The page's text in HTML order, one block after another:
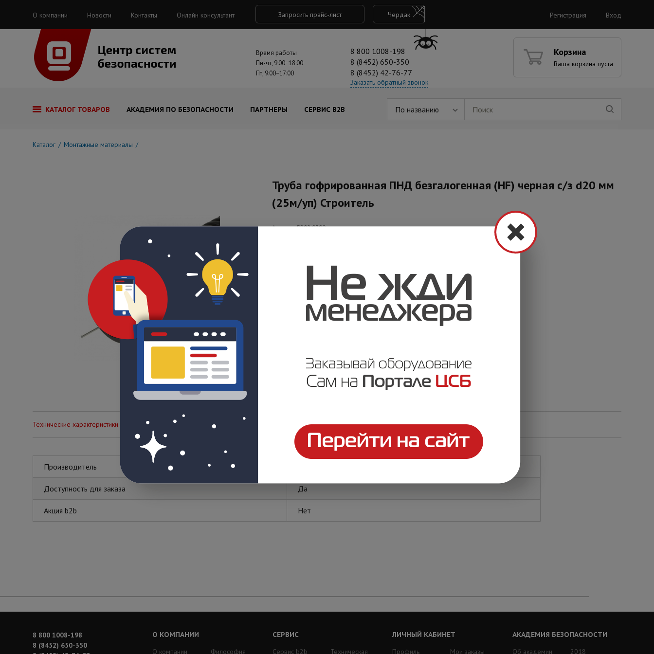
О компании Новости Контакты Онлайн консультант Запросить прайс-лист Чердак Регистрация Вход
Время работы
Пн-чт, 9:00−18:00
Пт, 9:00−17:00
8 800 1008-198
8 (8452) 650-350
8 (8452) 42-76-77
Заказать обратный звонок
Корзина
Ваша корзина пуста
КАТАЛОГ ТОВАРОВ АКАДЕМИЯ ПО БЕЗОПАСНОСТИ ПАРТНЕРЫ СЕРВИС B2B По названию
Каталог Монтажные материалы
Труба гофрированная ПНД безгалогенная (HF) черная с/з d20 мм
(25м/уп) Строитель
Артикул: PR02.0390
Технические характеристики
Производитель
Доступность для заказа Да
Акция b2b Нет
8 800 1008-198
8 (8452) 650-350
О КОМПАНИИ
О компании
Философия
СЕРВИС
Сервис b2b
Техническая
ЛИЧНЫЙ КАБИНЕТ
Профиль
Мои заказы
АКАДЕМИЯ БЕЗОПАСНОСТИ
Об академии
2018